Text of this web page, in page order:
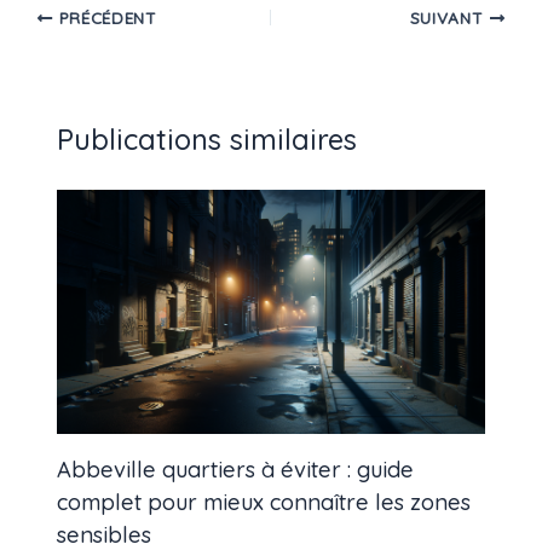
PRÉCÉDENT SUIVANT
Publications similaires
Abbeville quartiers à éviter : guide
complet pour mieux connaître les zones
sensibles